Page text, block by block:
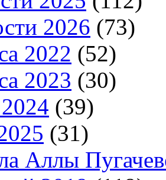
2026 (73)
2022 (52)
2023 (30)
(39)
(31)
Аллы